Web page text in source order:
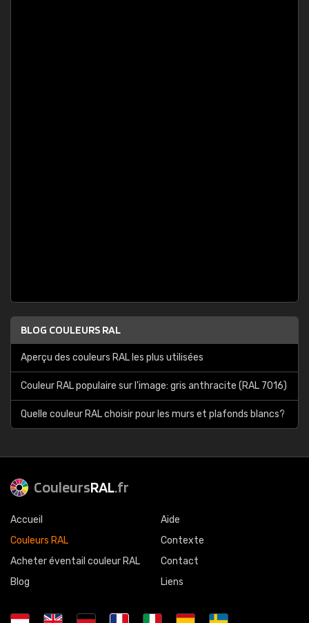
BLOG COULEURS RAL
Aperçu des couleurs RAL les plus utilisées
Couleur RAL populaire sur l'image: gris anthracite (RAL 7016)
Quelle couleur RAL choisir pour les murs et plafonds blancs?
CouleursRAL.fr
Accueil
Couleurs RAL
Acheter éventail couleur RAL
Blog
Aide
Contexte
Contact
Liens